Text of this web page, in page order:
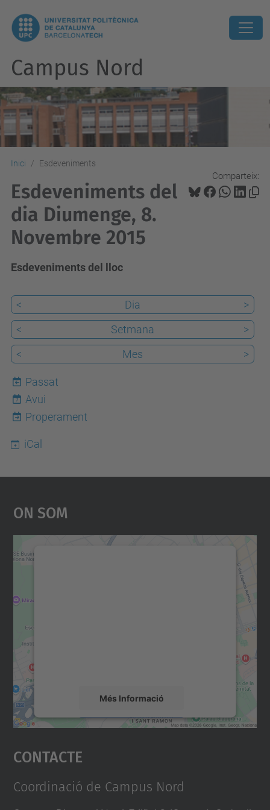
Campus Nord
Inici Esdeveniments
Comparteix:
Esdeveniments del
dia Diumenge, 8.
Novembre 2015
Esdeveniments del lloc
< Dia
>
<
Setmana
>
<
Mes >
Passat
7
Avui
Properament
iCal
On Som
Més Informació
Accepta
powered by
Contacte
Coordinació de Campus Nord